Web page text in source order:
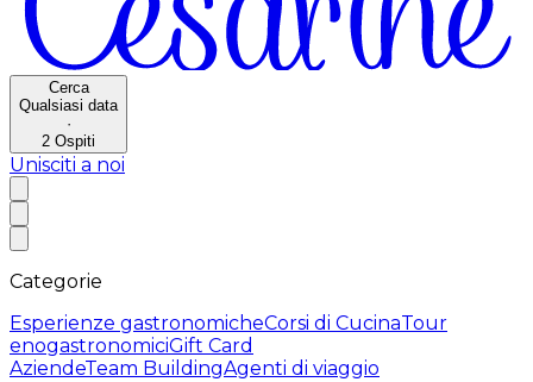
Cerca
Qualsiasi data
·
2 Ospiti
Unisciti a noi
Categorie
Esperienze gastronomicheCorsi di CucinaTour
enogastronomiciGift Card
AziendeTeam BuildingAgenti di viaggio